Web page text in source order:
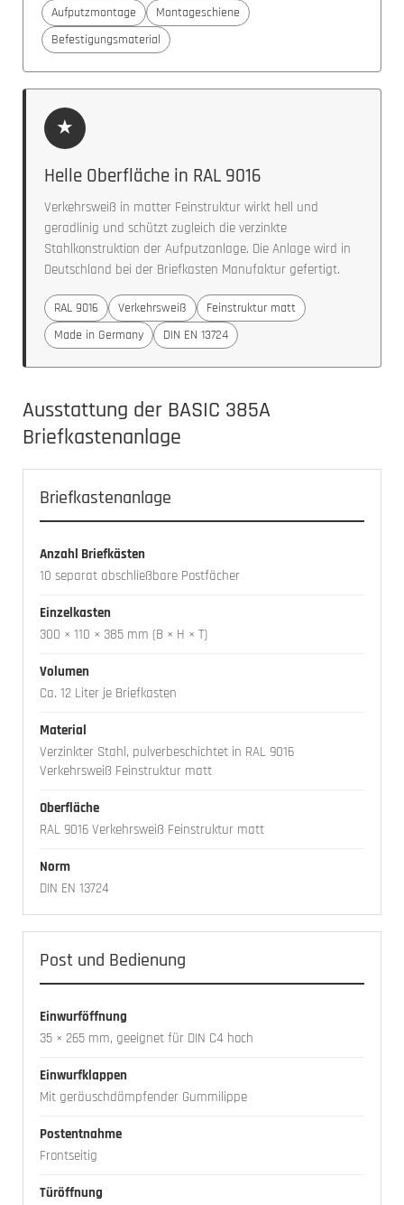
Aufputzmontage
Montageschiene
Befestigungsmaterial
★
Helle Oberfläche in RAL 9016
Verkehrsweiß in matter Feinstruktur wirkt hell und
geradlinig und schützt zugleich die verzinkte
Stahlkonstruktion der Aufputzanlage. Die Anlage wird in
Deutschland bei der Briefkasten Manufaktur gefertigt.
RAL 9016 Verkehrsweiß
Feinstruktur matt
Made in Germany
DIN EN 13724
Ausstattung der BASIC 385A
Briefkastenanlage
Briefkastenanlage
Anzahl Briefkästen
10 separat abschließbare Postfächer
Einzelkasten
300 × 110 × 385 mm (B × H × T)
Volumen
Ca. 12 Liter je Briefkasten
Material
Verzinkter Stahl, pulverbeschichtet in RAL 9016
Verkehrsweiß Feinstruktur matt
Oberfläche
RAL 9016 Verkehrsweiß Feinstruktur matt
Norm
DIN EN 13724
Post und Bedienung
Einwurföffnung
35 × 265 mm, geeignet für DIN C4 hoch
Einwurfklappen
Mit geräuschdämpfender Gummilippe
Postentnahme
Frontseitig
Türöffnung